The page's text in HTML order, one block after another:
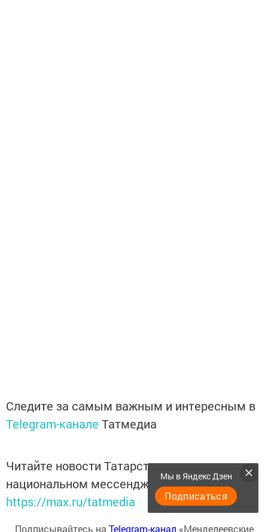
Следите за самым важным и интересным в
Telegram-канале Татмедиа
Читайте новости Татарстана в
национальном мессенджере MАХ:
https://max.ru/tatmedia
Подписывайтесь на Telegram-канал «Менделеевские
Мы в Яндекс Дзен
Подписаться